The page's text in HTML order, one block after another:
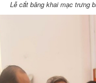
Lễ cắt băng khai mạc trưng